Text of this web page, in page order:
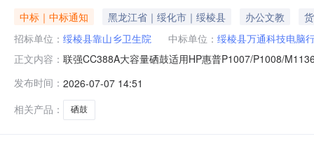
中标｜中标通知 黑龙江省｜绥化市｜绥棱县 办公文教
招标单位： 绥棱县靠山乡卫生院 中标单位： 绥棱县万通科技电脑
正文内容： 联强CC388A大容量硒鼓适用HP惠普P1007/P1008/
发布时间： 2026-07-07 14:51
相关产品：
硒鼓